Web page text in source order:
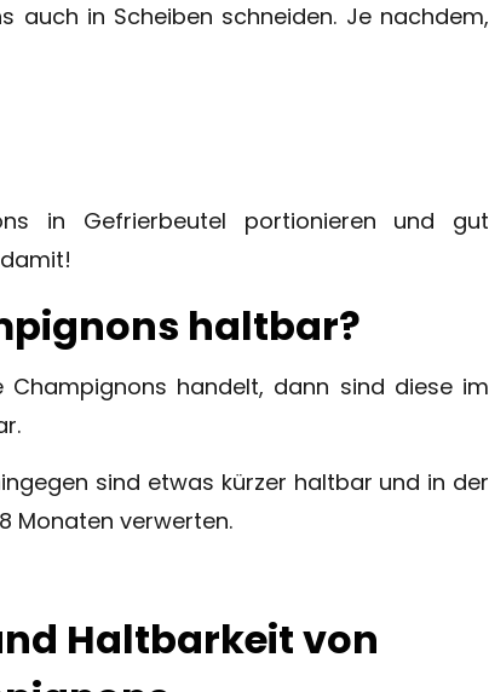
auch in Scheiben schneiden. Je nachdem,
in Gefrierbeutel portionieren und gut
haltbar?
handelt, dann sind diese im
sind etwas kürzer haltbar und in der
Monaten verwerten.
Haltbarkeit von